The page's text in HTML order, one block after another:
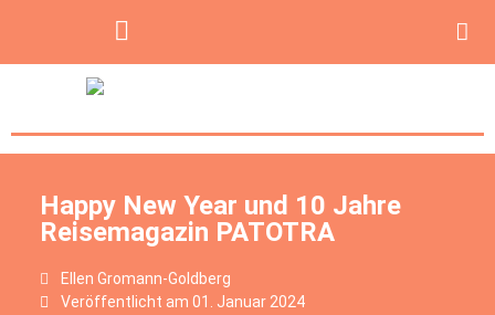
Happy New Year und 10 Jahre
Reisemagazin PATOTRA
Ellen Gromann-Goldberg
Veröffentlicht am 01. Januar 2024